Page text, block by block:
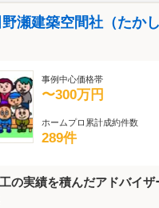
瀬建築空間社（たか
事例中心価格帯
〜300万円
ホームプロ累計成約件数
289件
の実績を積んだアドバイザ